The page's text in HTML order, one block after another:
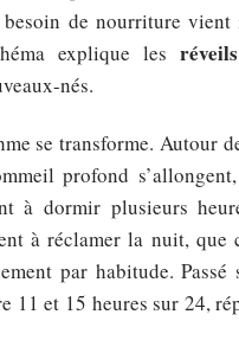
de nourriture vient
explique les
nés.
se transforme. Autour
profond
à dormir plusieurs
à réclamer la nuit, que
par habitude.
11 et 15 heures sur 24,